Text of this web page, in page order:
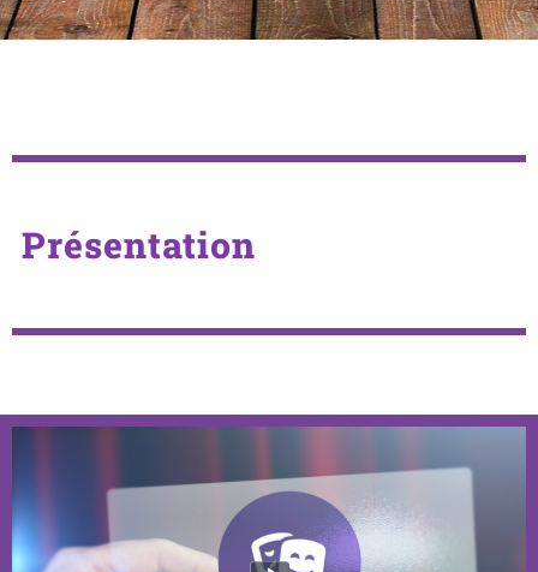
Présentation